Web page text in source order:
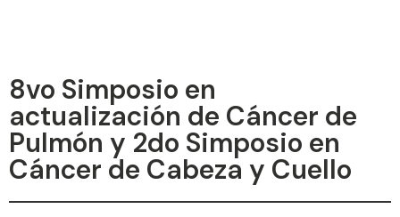
8vo Simposio en
actualización de Cáncer de
Pulmón y 2do Simposio en
Cáncer de Cabeza y Cuello